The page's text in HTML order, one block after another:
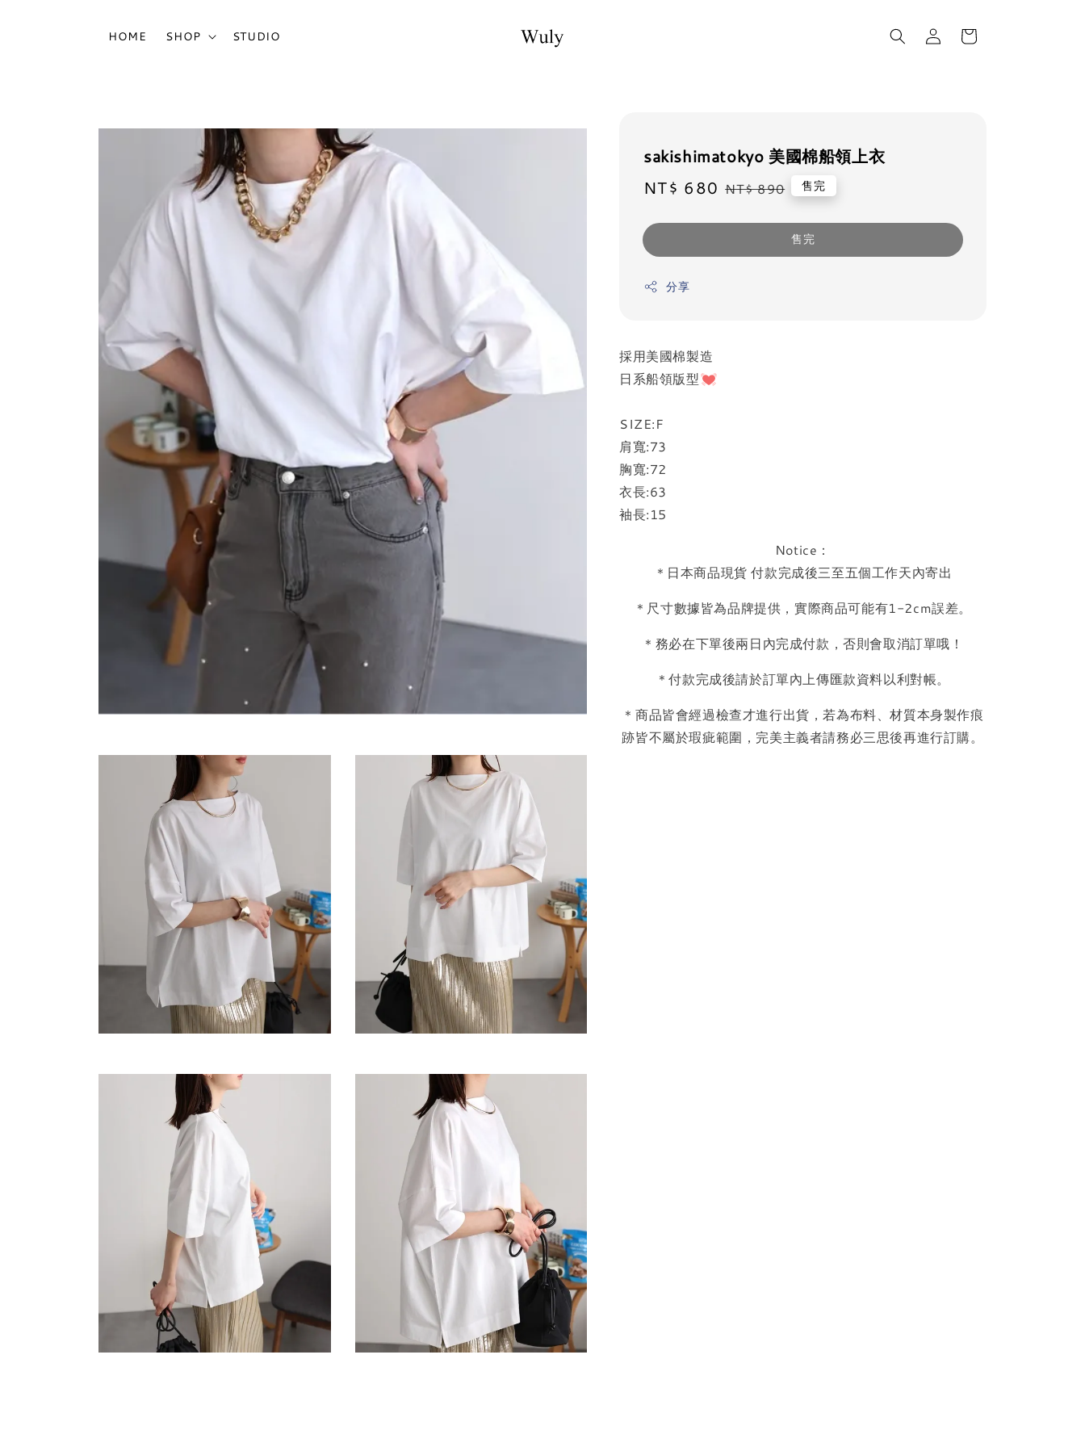
HOME SHOP STUDIO
sakishimatokyo 美國棉船領上衣
Sale
NT$ 680 Regular
NT$ 890 售完
售完
分享
採用美國棉製造
日系船領版型
SIZE:F
肩寬:73
胸寬:72
衣長:63
袖長:15
Notice：
＊日本商品現貨 付款完成後三至五個工作天內寄出
＊尺寸數據皆為品牌提供，實際商品可能有1-2cm誤差。
＊務必在下單後兩日內完成付款，否則會取消訂單哦！
＊付款完成後請於訂單內上傳匯款資料以利對帳。
＊商品皆會經過檢查才進行出貨，若為布料、材質本身製作痕
跡皆不屬於瑕疵範圍，完美主義者請務必三思後再進行訂購。